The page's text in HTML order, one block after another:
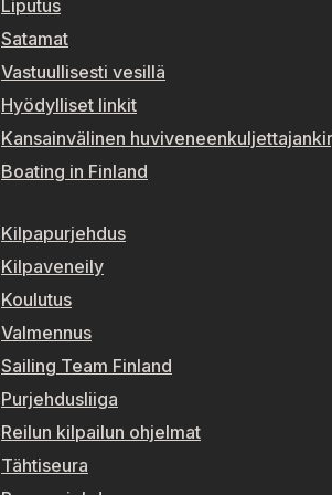
Liputus
Satamat
Vastuullisesti vesillä
Hyödylliset linkit
Kansainvälinen
Boating in Finland
Kilpapurjehdus
Kilpaveneily
Koulutus
Valmennus
Sailing Team Finland
Purjehdusliiga
Reilun kilpailun ohjelmat
Tähtiseura